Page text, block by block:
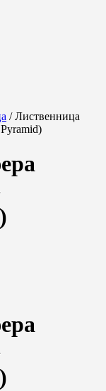
/ Лиственница